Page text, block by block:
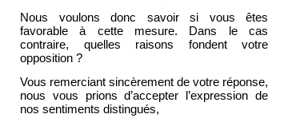
Nous voulons donc savoir si vous êtes
favorable à cette mesure. Dans le cas
contraire, quelles raisons fondent votre
opposition ?
Vous remerciant sincèrement de votre réponse,
nous vous prions d’accepter l’expression de
nos sentiments distingués,